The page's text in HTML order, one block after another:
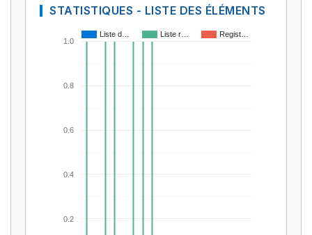
STATISTIQUES - LISTE DES ÉLÉMENTS
Liste d… Liste r… Regist…
0.2
0.4
0.6
0.8
1.0